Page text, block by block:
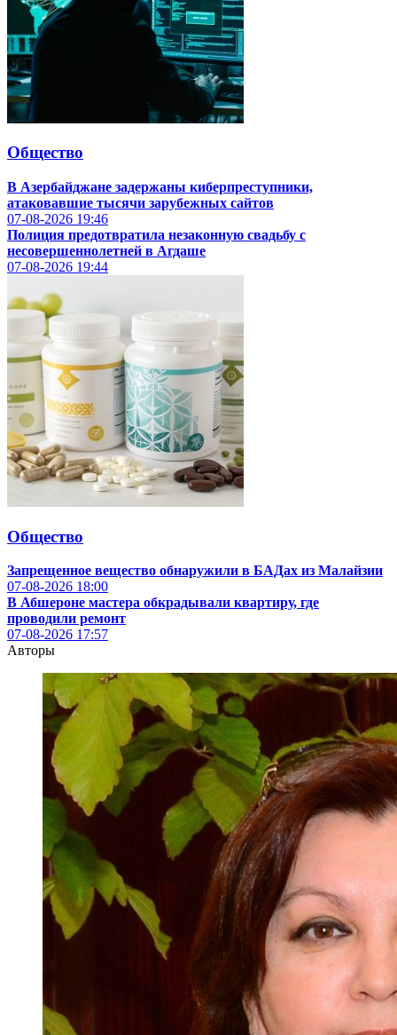
Общество
В Азербайджане задержаны киберпреступники,
атаковавшие тысячи зарубежных сайтов
07-08-2026 19:46
Полиция предотвратила незаконную свадьбу с
несовершеннолетней в Агдаше
07-08-2026 19:44
Общество
Запрещенное вещество обнаружили в БАДах из Малайзии
07-08-2026 18:00
В Абшероне мастера обкрадывали квартиру, где
проводили ремонт
07-08-2026 17:57
Авторы